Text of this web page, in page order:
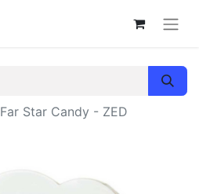
Far Star Candy - ZED